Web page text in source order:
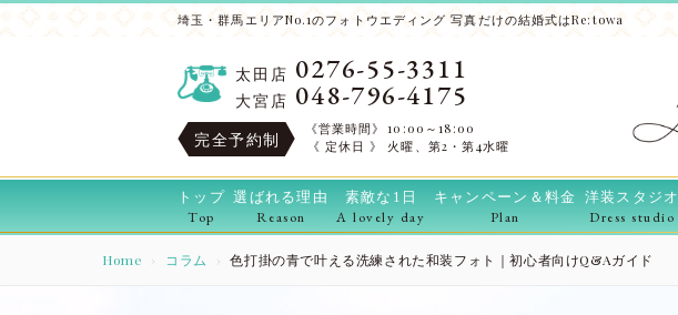
埼玉・群馬エリアNo.1のフォトウエディング 写真だけの結婚式はRe:towa
太田店 0276-55-3311
大宮店 048-796-4175
完全予約制
《営業時間》
10:00～18:00
《 定休日 》
火曜、第2・第4水曜
トップ
Top
選ばれる理由
Reason
素敵な1日
A lovely day
キャンペーン＆料金
Plan
洋装スタジオ
Dress studio
Home コラム 色打掛の青で叶える洗練された和装フォト｜初心者向けQ&Aガイド